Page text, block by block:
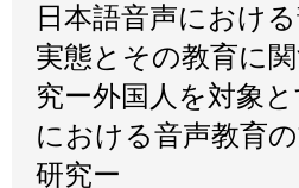
日本語音声におけ
実態とその教育に
究ー外国人を対象
における音声教育
研究ー